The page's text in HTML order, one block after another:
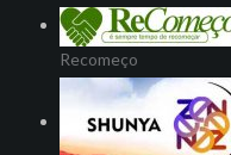
Recomeço